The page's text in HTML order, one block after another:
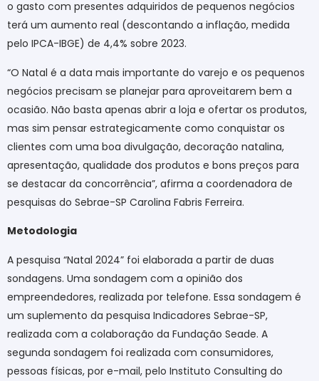
o gasto com presentes adquiridos de pequenos negócios
terá um aumento real (descontando a inflação, medida
pelo IPCA-IBGE) de 4,4% sobre 2023.
“O Natal é a data mais importante do varejo e os pequenos
negócios precisam se planejar para aproveitarem bem a
ocasião. Não basta apenas abrir a loja e ofertar os produtos,
mas sim pensar estrategicamente como conquistar os
clientes com uma boa divulgação, decoração natalina,
apresentação, qualidade dos produtos e bons preços para
se destacar da concorrência”, afirma a coordenadora de
pesquisas do Sebrae-SP Carolina Fabris Ferreira.
Metodologia
A pesquisa “Natal 2024” foi elaborada a partir de duas
sondagens. Uma sondagem com a opinião dos
empreendedores, realizada por telefone. Essa sondagem é
um suplemento da pesquisa Indicadores Sebrae-SP,
realizada com a colaboração da Fundação Seade. A
segunda sondagem foi realizada com consumidores,
pessoas físicas, por e-mail, pelo Instituto Consulting do